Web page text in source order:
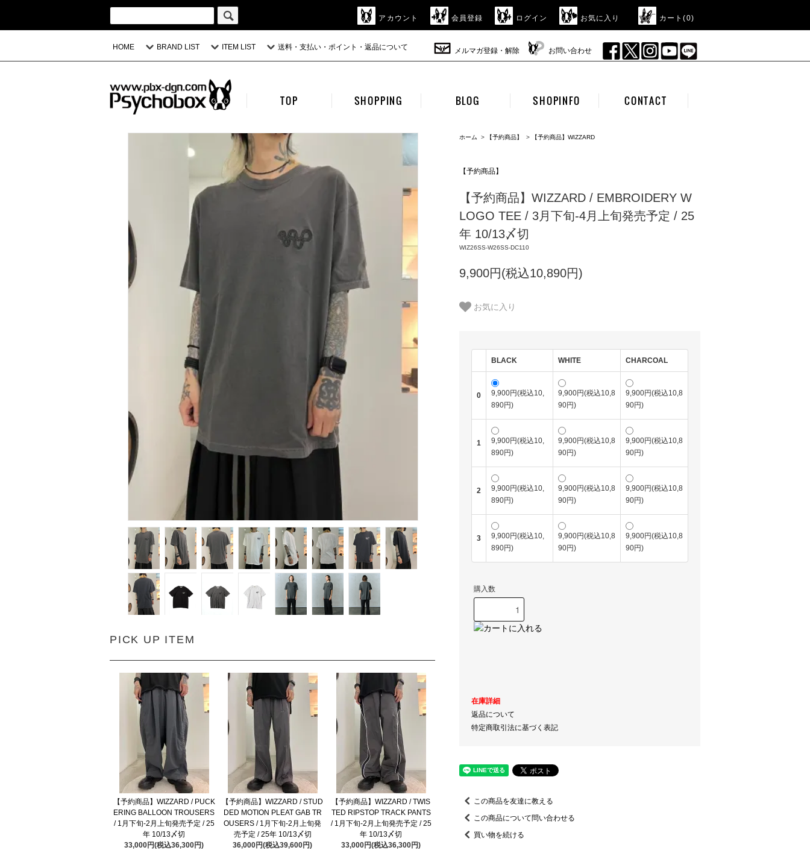
アカウント 会員登録 ログイン お気に入り カート(0)
HOME BRAND LIST ITEM LIST 送料・支払い・ポイント・返品について メルマガ登録・解除 お問い合わせ
TOP SHOPPING BLOG SHOPINFO CONTACT
PICK UP ITEM
【予約商品】WIZZARD / PUCK
ERING BALLOON TROUSERS
/ 1月下旬-2月上旬発売予定 / 25
年 10/13〆切
33,000円(税込36,300円)
【予約商品】WIZZARD / STUD
DED MOTION PLEAT GAB TR
OUSERS / 1月下旬-2月上旬発
売予定 / 25年 10/13〆切
36,000円(税込39,600円)
【予約商品】WIZZARD / TWIS
TED RIPSTOP TRACK PANTS
/ 1月下旬-2月上旬発売予定 / 25
年 10/13〆切
33,000円(税込36,300円)
ホーム > 【予約商品】 > 【予約商品】WIZZARD
【予約商品】
【予約商品】WIZZARD / EMBROIDERY W
LOGO TEE / 3月下旬-4月上旬発売予定 / 25
年 10/13〆切
WIZ26SS-W26SS-DC110
9,900円(税込10,890円)
お気に入り
BLACK WHITE CHARCOAL
0
9,900円(税込10,
890円)
9,900円(税込10,8
90円)
9,900円(税込10,8
90円)
1
9,900円(税込10,
890円)
9,900円(税込10,8
90円)
9,900円(税込10,8
90円)
2
9,900円(税込10,
890円)
9,900円(税込10,8
90円)
9,900円(税込10,8
90円)
3
9,900円(税込10,
890円)
9,900円(税込10,8
90円)
9,900円(税込10,8
90円)
購入数
在庫詳細
返品について
特定商取引法に基づく表記
この商品を友達に教える
この商品について問い合わせる
買い物を続ける